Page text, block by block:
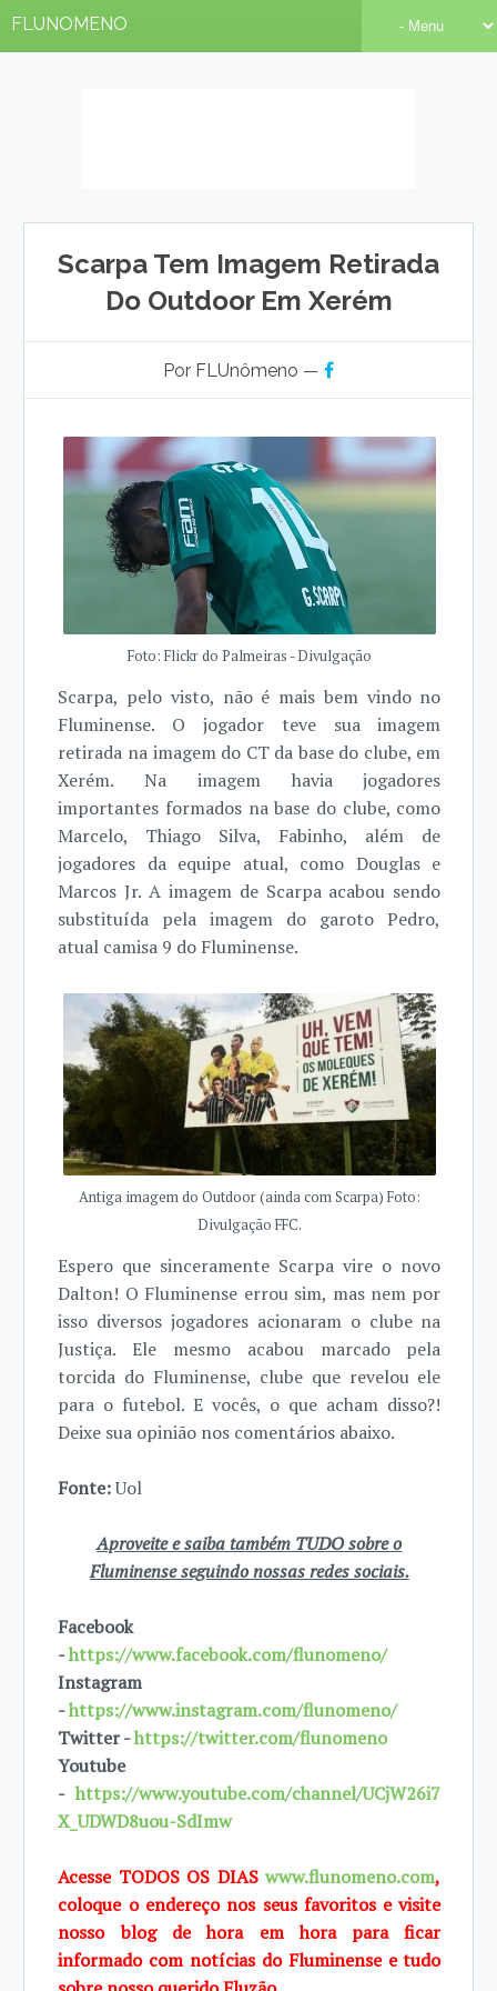
FLUNOMENO
Scarpa Tem Imagem Retirada
Do Outdoor Em Xerém
Por FLUnômeno —
Foto: Flickr do Palmeiras - Divulgação
Scarpa, pelo visto, não é mais bem vindo no
Fluminense. O jogador teve sua imagem
retirada na imagem do CT da base do clube, em
Xerém. Na imagem havia jogadores
importantes formados na base do clube, como
Marcelo, Thiago Silva, Fabinho, além de
jogadores da equipe atual, como Douglas e
Marcos Jr. A imagem de Scarpa acabou sendo
substituída pela imagem do garoto Pedro,
atual camisa 9 do Fluminense.
Antiga imagem do Outdoor (ainda com Scarpa) Foto:
Divulgação FFC.
Espero que sinceramente Scarpa vire o novo
Dalton! O Fluminense errou sim, mas nem por
isso diversos jogadores acionaram o clube na
Justiça. Ele mesmo acabou marcado pela
torcida do Fluminense, clube que revelou ele
para o futebol. E vocês, o que acham disso?!
Deixe sua opinião nos comentários abaixo.
Fonte:Uol
Aproveite e saiba também TUDO sobre o
Fluminense seguindo nossas redes sociais.
Facebook
-https://www.facebook.com/flunomeno/
Instagram
-https://www.instagram.com/flunomeno/
Twitter -https://twitter.com/flunomeno
Youtube
-https://www.youtube.com/channel/UCjW26i7
X_UDWD8uou-SdImw
Acesse TODOS OS DIASwww.flunomeno.com,
coloque o endereço nos seus favoritos e visite
nosso blog de hora em hora para ficar
informado com notícias do Fluminense e tudo